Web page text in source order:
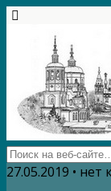
27.05.2019 •